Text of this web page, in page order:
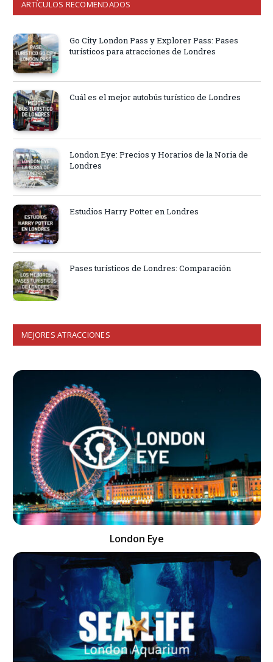
ARTÍCULOS RECOMENDADOS
Go City London Pass y Explorer Pass: Pases
turísticos para atracciones de Londres
Cuál es el mejor autobús turístico de Londres
London Eye: Precios y Horarios de la Noria de
Londres
Estudios Harry Potter en Londres
Pases turísticos de Londres: Comparación
MEJORES ATRACCIONES
London Eye